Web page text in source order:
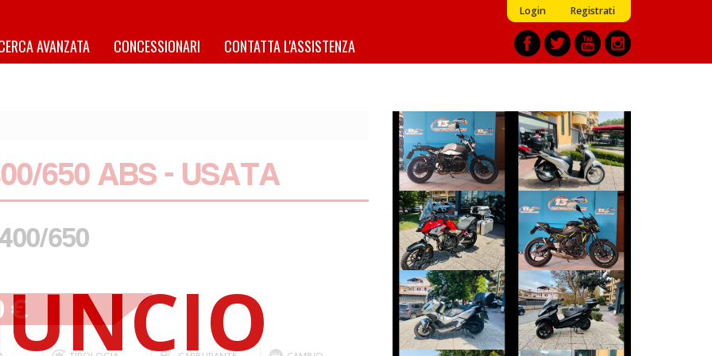
Login Registrati
AVANZATA CONCESSIONARI CONTATTA L'ASSISTENZA
650 ABS - USATA
650
€
BMW R-12-NINET
€ 10.790 €
HONDA SH
€ 2.590 €
HONDA CB-500
€ 5.590 €
KAWASAKI Z650
€ 5.790 €
HONDA ADV-350
€ 4.490 €
PIAGGIO MP3
€ 3.990 €